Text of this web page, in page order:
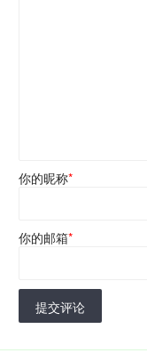
你的昵称*
你的邮箱*
提交评论